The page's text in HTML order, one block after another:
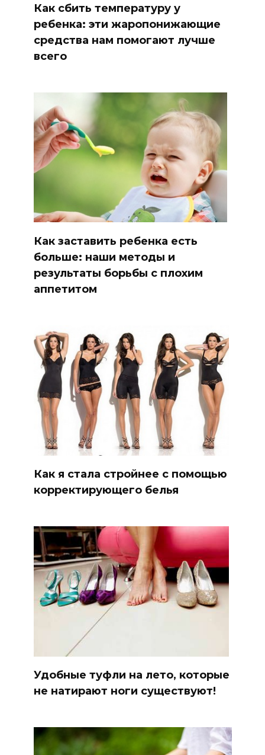
Как сбить температуру у
ребенка: эти жаропонижающие
средства нам помогают лучше
всего
Как заставить ребенка есть
больше: наши методы и
результаты борьбы с плохим
аппетитом
Как я стала стройнее с помощью
корректирующего белья
Удобные туфли на лето, которые
не натирают ноги существуют!